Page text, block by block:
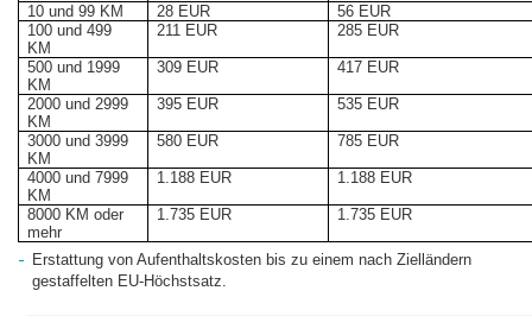
10 und 99 KM
28 EUR
56 EUR
100 und 499
KM
211 EUR 285 EUR
500 und 1999
KM
309 EUR 417 EUR
2000 und 2999
KM
395 EUR 535 EUR
3000 und 3999
KM
580 EUR 785 EUR
4000 und 7999
KM
1.188 EUR 1.188 EUR
8000 KM oder
mehr
1.735 EUR 1.735 EUR
Erstattung von Aufenthaltskosten bis zu einem nach Zielländern
gestaffelten EU-Höchstsatz.